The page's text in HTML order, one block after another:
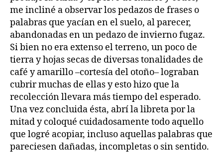
me incliné a observar los pedazos de frases o
palabras que yacían en el suelo, al parecer,
abandonadas en un pedazo de invierno fugaz.
Si bien no era extenso el terreno, un poco de
tierra y hojas secas de diversas tonalidades de
café y amarillo –cortesía del otoño– lograban
cubrir muchas de ellas y esto hizo que la
recolección llevara más tiempo del esperado.
Una vez concluida ésta, abrí la libreta por la
mitad y coloqué cuidadosamente todo aquello
que logré acopiar, incluso aquellas palabras que
pareciesen dañadas, incompletas o sin sentido.